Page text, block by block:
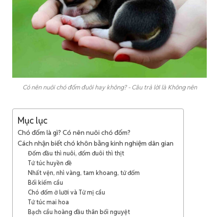
Có nên nuôi chó đốm đuôi hay không? - Câu trả lời là Không nên
Mục lục
Chó đốm là gì? Có nên nuôi chó đốm?
Cách nhận biết chó khôn bằng kinh nghiệm dân gian
Đốm đầu thì nuôi, đốm đuôi thì thịt
Tứ túc huyền đề
Nhất vện, nhì vàng, tam khoang, tứ đốm
Bối kiếm cẩu
Chó đốm ở lưỡi và Tử mị cẩu
Tứ túc mai hoa
Bạch cẩu hoàng đầu thân bối nguyệt